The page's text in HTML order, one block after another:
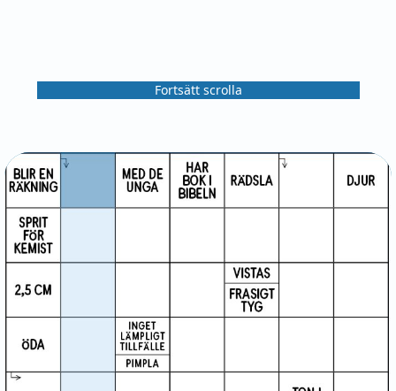
Fortsätt scrolla